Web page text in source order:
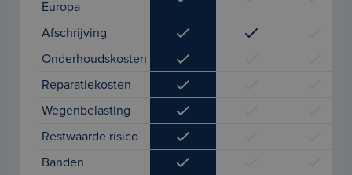
Europa
Afschrijving
Onderhoudskosten
Reparatiekosten
Wegenbelasting
Restwaarde risico
Banden